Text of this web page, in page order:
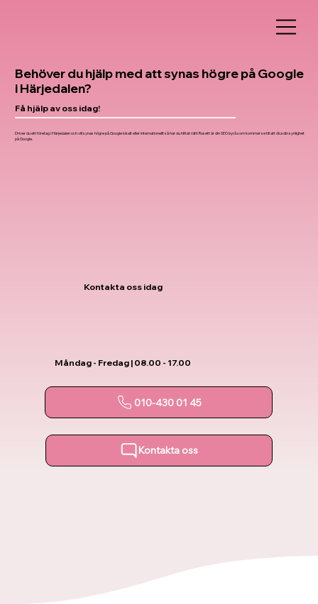
Behöver du hjälp med att synas högre på Google
i Härjedalen?
Få hjälp av oss idag!
Driver du ett företag i Härjedalen och vill synas högre på Google lokalt eller internationellt så har du hittat rätt! Rosett är din SEO byrå som kommer se till att öka din synlighet
på Google.
Kontakta oss idag
Måndag - Fredag | 08.00 - 17.00
010-430 01 45
Kontakta oss